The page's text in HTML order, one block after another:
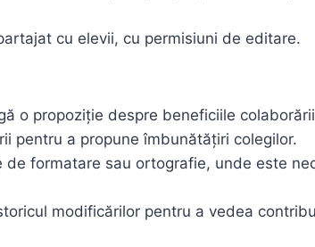
cu elevii, cu permisiuni de editare.
o propoziție despre beneficiile
pentru a propune îmbunătățiri colegilor.
de formatare sau ortografie, unde este
modificărilor pentru a vedea